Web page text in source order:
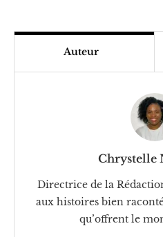
Auteur
Chrystelle
Directrice de la
aux histoires bien
qu’offrent le